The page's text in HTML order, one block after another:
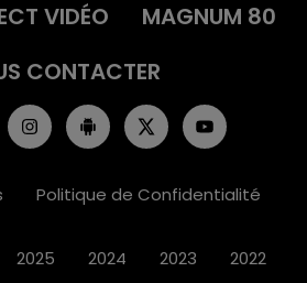
VIDÉO
MAGNUM 80
CONTACTER
Politique de Confidentialité
2025 2024 2023 2022